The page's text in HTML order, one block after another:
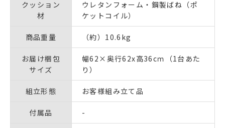
クッション
材
ウレタンフォーム・鋼製ばね（ポ
ケットコイル）
商品重量 （約）10.6kg
お届け梱包
サイズ
幅62×奥行62x高36cｍ（1台あた
り）
組立形態 お客様組み立て品
付属品 -